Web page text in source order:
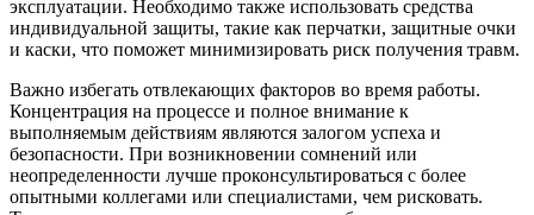
эксплуатации. Необходимо также использовать средства
индивидуальной защиты, такие как перчатки, защитные очки
и каски, что поможет минимизировать риск получения травм.
Важно избегать отвлекающих факторов во время работы.
Концентрация на процессе и полное внимание к
выполняемым действиям являются залогом успеха и
безопасности. При возникновении сомнений или
неопределенности лучше проконсультироваться с более
опытными коллегами или специалистами, чем рисковать.